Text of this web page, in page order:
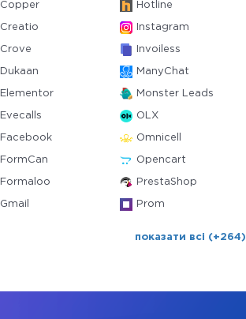
Copper Hotline
Creatio Instagram
Crove Invoiless
Dukaan ManyChat
Elementor Monster Leads
Evecalls OLX
Facebook Omnicell
FormCan Opencart
Formaloo PrestaShop
Gmail Prom
показати всі (+264)